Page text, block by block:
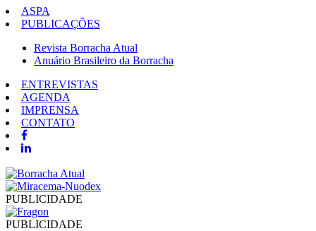
ASPA
PUBLICAÇÕES
Revista Borracha Atual
Anuário Brasileiro da Borracha
ENTREVISTAS
AGENDA
IMPRENSA
CONTATO
PUBLICIDADE
PUBLICIDADE